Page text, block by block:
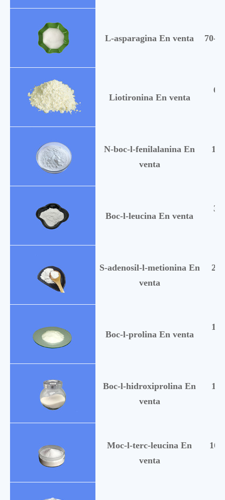
L-asparagina En venta 70-
Liotironina En venta
N-boc-l-fenilalanina En
venta
Boc-l-leucina En venta
S-adenosil-l-metionina En
venta
Boc-l-prolina En venta
Boc-l-hidroxiprolina En
venta
Moc-l-terc-leucina En
venta